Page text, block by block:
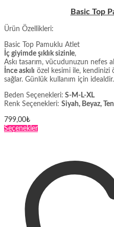
Basic Top
Ürün Özellikleri:
Basic Top Pamuklu Atlet
İç giyimde şıklık sizinle,
Askı tasarım, vücudunuzun nefes
İnce askılı özel kesimi ile, kendinizi
sağlar. Günlük kullanım için idealdir.
Beden Seçenekleri: S-M-L-XL
Renk Seçenekleri: Siyah, Beyaz, Ten
799,00₺
SeçeneklerBu
varyasyonu
var.
Seçenekler
ürün
sayfasından
seçilebilir